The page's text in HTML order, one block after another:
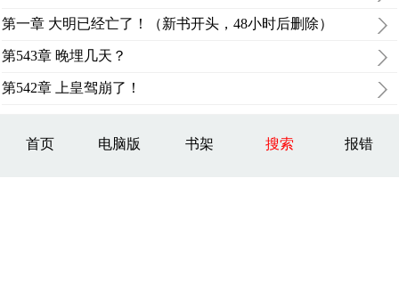
第一章 大明已经亡了！（新书开头，48小时后删除）
第543章 晚埋几天？
第542章 上皇驾崩了！
首页 电脑版 书架 搜索 报错